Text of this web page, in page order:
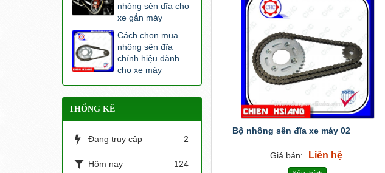
Bộ nhông sên đĩa xe máy 02
Giá bán: Liên hệ
nhông sên đĩa cho
xe gắn máy
Cách chọn mua
nhông sên đĩa
chính hiệu dành
cho xe máy
THỐNG KÊ
Đang truy cập 2
Hôm nay 124